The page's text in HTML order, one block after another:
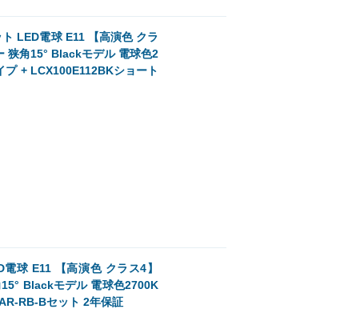
LED電球 E11 【高演色 クラ
狭角15° Blackモデル 電球色2
+ LCX100E112BKショート
球 E11 【高演色 クラス4】
Blackモデル 電球色2700K
RB-Bセット 2年保証